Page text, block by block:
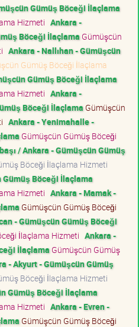
Gümüş Böceği İlaçlama
Hizmeti Ankara -
Böceği İlaçlama Gümüşcün
Ankara - Nallıhan - Gümüşcün
Gümüş Böceği İlaçlama
Gümüş Böceği İlaçlama
Hizmeti Ankara -
Böceği İlaçlama Gümüşcün
Ankara - Yenimahalle -
Gümüşcün Gümüş Böceği
/ Ankara - Gümüşcün Gümüş
Böceği İlaçlama Hizmeti
Gümüş Böceği İlaçlama
Hizmeti Ankara - Mamak -
Gümüşcün Gümüş Böceği
- Gümüşcün Gümüş Böceği
İlaçlama Hizmeti Ankara -
İlaçlama Gümüşcün Gümüş
- Akyurt - Gümüşcün Gümüş
Böceği İlaçlama Hizmeti
Gümüş Böceği İlaçlama
Hizmeti Ankara - Evren -
Gümüşcün Gümüş Böceği